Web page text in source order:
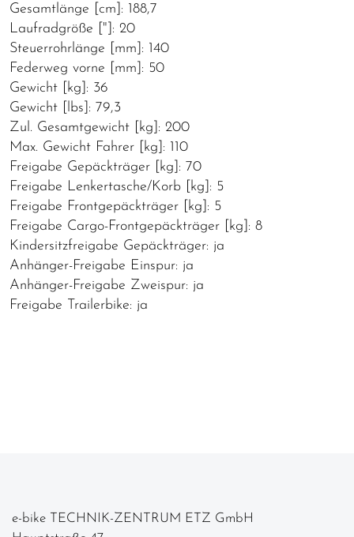
Gesamtlänge [cm]: 188,7
Laufradgröße ["]: 20
Steuerrohrlänge [mm]: 140
Federweg vorne [mm]: 50
Gewicht [kg]: 36
Gewicht [lbs]: 79,3
Zul. Gesamtgewicht [kg]: 200
Max. Gewicht Fahrer [kg]: 110
Freigabe Gepäckträger [kg]: 70
Freigabe Lenkertasche/Korb [kg]: 5
Freigabe Frontgepäckträger [kg]: 5
Freigabe Cargo-Frontgepäckträger [kg]: 8
Kindersitzfreigabe Gepäckträger: ja
Anhänger-Freigabe Einspur: ja
Anhänger-Freigabe Zweispur: ja
Freigabe Trailerbike: ja
e-bike TECHNIK-ZENTRUM ETZ GmbH